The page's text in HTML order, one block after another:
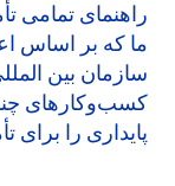
راهنمای تمامی
ما که بر اساس
کسب‌وکارهای
پایداری را برای